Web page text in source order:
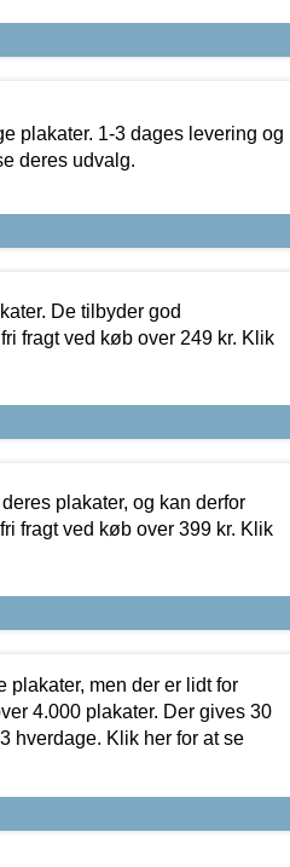
plakater. 1-3 dages levering og
deres udvalg.
De tilbyder god
fragt ved køb over 249 kr. Klik
plakater, og kan derfor
fragt ved køb over 399 kr. Klik
men der er lidt for
4.000 plakater. Der gives 30
hverdage. Klik her for at se